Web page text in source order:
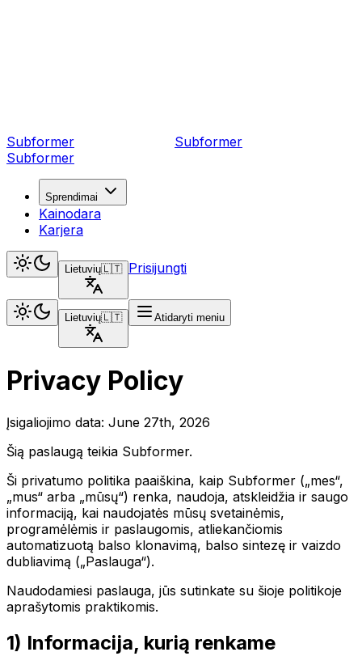
Subformer Subformer
Subformer
Sprendimai
Kainodara
Karjera
Lietuvių🇱🇹 Prisijungti
Lietuvių🇱🇹 Atidaryti meniu
Privacy Policy
Įsigaliojimo data: June 27th, 2026
Šią paslaugą teikia Subformer.
Ši privatumo politika paaiškina, kaip Subformer („mes“,
„mus“ arba „mūsų“) renka, naudoja, atskleidžia ir saugo
informaciją, kai naudojatės mūsų svetainėmis,
programėlėmis ir paslaugomis, atliekančiomis
automatizuotą balso klonavimą, balso sintezę ir vaizdo
dubliavimą („Paslauga“).
Naudodamiesi paslauga, jūs sutinkate su šioje politikoje
aprašytomis praktikomis.
1) Informacija, kurią renkame